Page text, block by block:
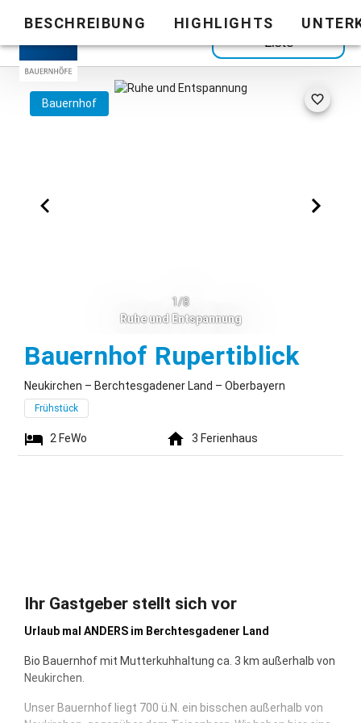
Zurück zur
Liste
BESCHREIBUNG HIGHLIGHTS
Bauernhof
1/8
Ruhe und Entspannung
Bauernhof Rupertiblick
Neukirchen – Berchtesgadener Land – Oberbayern
Frühstück
2 FeWo 3 Ferienhaus
Ihr Gastgeber stellt sich vor
Urlaub mal ANDERS im Berchtesgadener Land
Bio Bauernhof mit Mutterkuhhaltung ca. 3 km außerhalb von
Neukirchen.
Unser Bauernhof liegt 700 ü.N. ein bisschen außerhalb von